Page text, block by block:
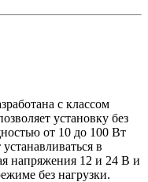
с классом
установку без
от 10 до 100 Вт
в
напряжения 12 и 24 В и
без нагрузки.